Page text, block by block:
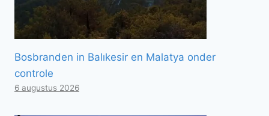
Bosbranden in Balıkesir en Malatya onder
controle
6 augustus 2026